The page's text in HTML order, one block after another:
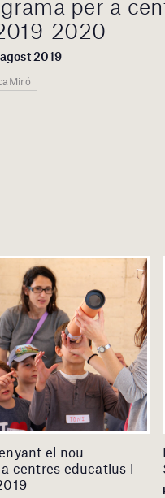
per a
2020
2019
el nou
centres educatius i